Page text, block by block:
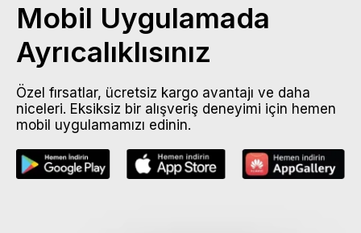
Mobil Uygulamada
Ayrıcalıklısınız
Özel fırsatlar, ücretsiz kargo avantajı ve daha
niceleri. Eksiksiz bir alışveriş deneyimi için hemen
mobil uygulamamızı edinin.